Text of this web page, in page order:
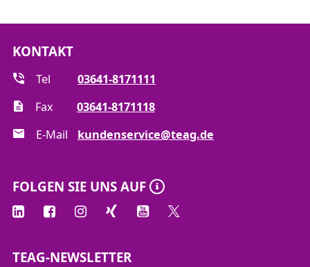
KONTAKT
Tel
03641-8171111
Fax
03641-8171118
E-Mail
kundenservice@teag.de
FOLGEN SIE UNS AUF
TEAG-NEWSLETTER